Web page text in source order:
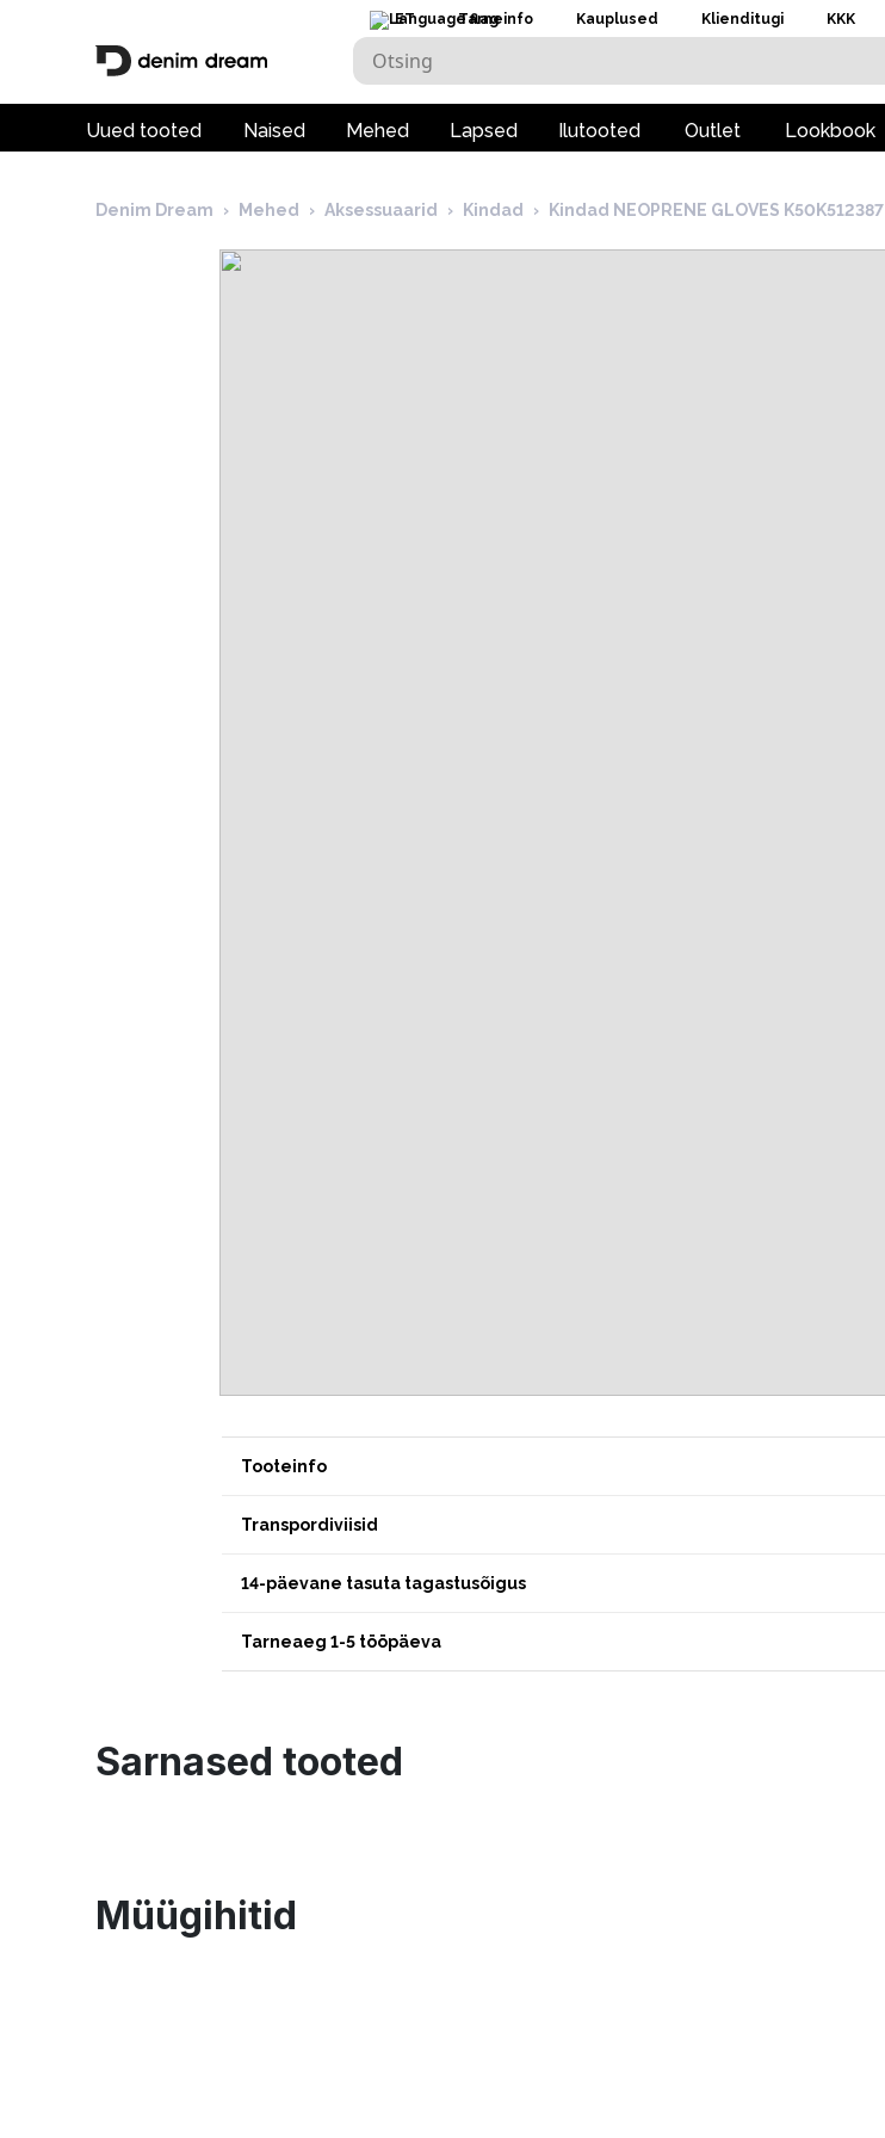
ET Tarneinfo Kauplused Klienditugi KKK
Uued tooted Naised Mehed Lapsed Ilutooted Outlet Lookbook
Denim Dream › Mehed › Aksessuaarid › Kindad › Kindad NEOPRENE GLOVES K50K512387
Tooteinfo
Transpordiviisid
14-päevane tasuta tagastusõigus
Tarneaeg 1-5 tööpäeva
Sarnased tooted
Müügihitid